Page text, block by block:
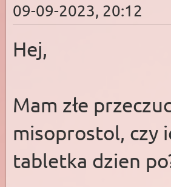
09-09-2023, 20:12
Hej,
Mam złe
misoprostol, czy
tabletka dzien